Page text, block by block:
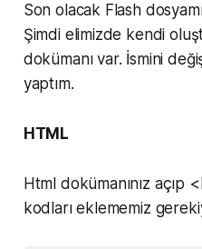
Son olacak Flash
Şimdi elimizde kendi
dokümanı var. İsmini
yaptım.
HTML
Html dokümanınız açıp
kodları eklememiz